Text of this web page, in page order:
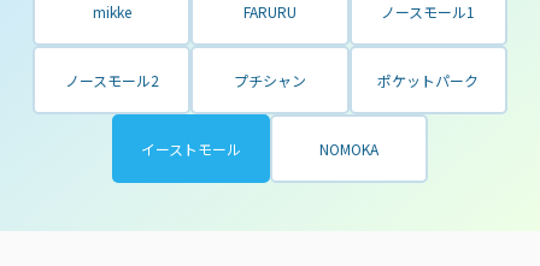
mikke FARURU ノースモール1
ノースモール2 プチシャン ポケットパーク
イーストモール NOMOKA